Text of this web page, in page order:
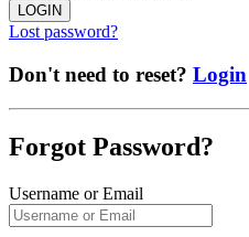
LOGIN
Lost password?
Don't need to reset? Login
Forgot Password?
Username or Email